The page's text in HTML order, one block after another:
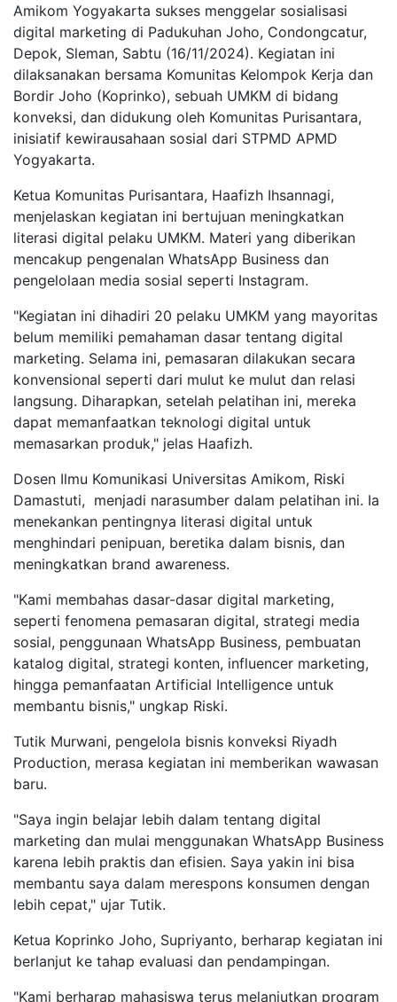
Amikom Yogyakarta sukses menggelar sosialisasi
digital marketing di Padukuhan Joho, Condongcatur,
Depok, Sleman, Sabtu (16/11/2024). Kegiatan ini
dilaksanakan bersama Komunitas Kelompok Kerja dan
Bordir Joho (Koprinko), sebuah UMKM di bidang
konveksi, dan didukung oleh Komunitas Purisantara,
inisiatif kewirausahaan sosial dari STPMD APMD
Yogyakarta.
Ketua Komunitas Purisantara, Haafizh Ihsannagi,
menjelaskan kegiatan ini bertujuan meningkatkan
literasi digital pelaku UMKM. Materi yang diberikan
mencakup pengenalan WhatsApp Business dan
pengelolaan media sosial seperti Instagram.
"Kegiatan ini dihadiri 20 pelaku UMKM yang mayoritas
belum memiliki pemahaman dasar tentang digital
marketing. Selama ini, pemasaran dilakukan secara
konvensional seperti dari mulut ke mulut dan relasi
langsung. Diharapkan, setelah pelatihan ini, mereka
dapat memanfaatkan teknologi digital untuk
memasarkan produk," jelas Haafizh.
Dosen Ilmu Komunikasi Universitas Amikom, Riski
Damastuti, menjadi narasumber dalam pelatihan ini. Ia
menekankan pentingnya literasi digital untuk
menghindari penipuan, beretika dalam bisnis, dan
meningkatkan brand awareness.
"Kami membahas dasar-dasar digital marketing,
seperti fenomena pemasaran digital, strategi media
sosial, penggunaan WhatsApp Business, pembuatan
katalog digital, strategi konten, influencer marketing,
hingga pemanfaatan Artificial Intelligence untuk
membantu bisnis," ungkap Riski.
Tutik Murwani, pengelola bisnis konveksi Riyadh
Production, merasa kegiatan ini memberikan wawasan
baru.
"Saya ingin belajar lebih dalam tentang digital
marketing dan mulai menggunakan WhatsApp Business
karena lebih praktis dan efisien. Saya yakin ini bisa
membantu saya dalam merespons konsumen dengan
lebih cepat," ujar Tutik.
Ketua Koprinko Joho, Supriyanto, berharap kegiatan ini
berlanjut ke tahap evaluasi dan pendampingan.
"Kami berharap mahasiswa terus melanjutkan program